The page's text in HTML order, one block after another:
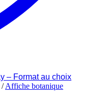
/ Affiche botanique